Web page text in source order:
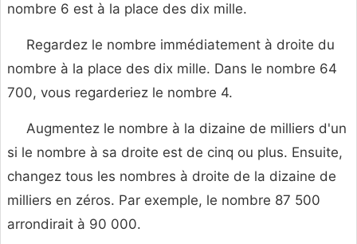
nombre 6 est à la place des dix mille.
Regardez le nombre immédiatement à droite du
nombre à la place des dix mille. Dans le nombre 64
700, vous regarderiez le nombre 4.
Augmentez le nombre à la dizaine de milliers d'un
si le nombre à sa droite est de cinq ou plus. Ensuite,
changez tous les nombres à droite de la dizaine de
milliers en zéros. Par exemple, le nombre 87 500
arrondirait à 90 000.